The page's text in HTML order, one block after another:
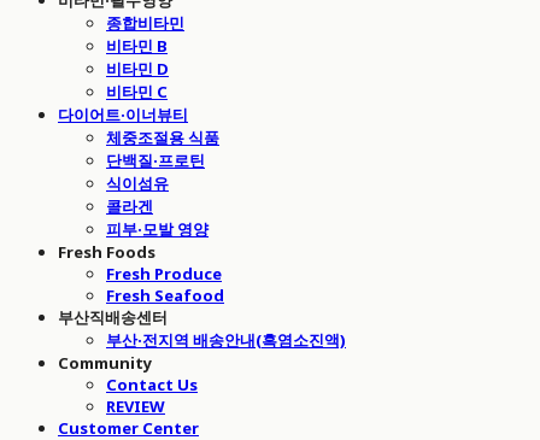
종합비타민
비타민 B
비타민 D
비타민 C
다이어트·이너뷰티
체중조절용 식품
단백질·프로틴
식이섬유
콜라겐
피부·모발 영양
Fresh Foods
Fresh Produce
Fresh Seafood
부산직배송센터
부산·전지역 배송안내(흑염소진액)
Community
Contact Us
REVIEW
Customer Center